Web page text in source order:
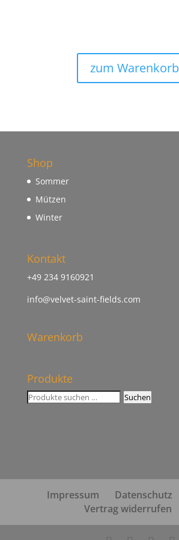
zum Warenkorb
Shop
Sommer
Mützen
Winter
Kontakt
+49 234 9160921
info@velvet-saint-fields.com
Warenkorb
Produkte
Suchen
Suchen
Impressum Datenschutz
Vertrag widerrufen